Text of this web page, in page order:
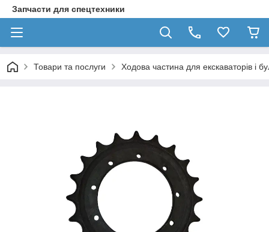
Запчасти для спецтехники
Товари та послуги Ходова частина для екскаваторів і